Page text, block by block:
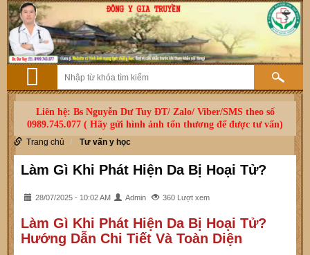
Liên hệ: Bs Nguyễn Dư Tuy ĐT/ Zalo/ Viber/SMS theo số
0989.745.077 ( Hãy gửi hình ảnh tổn thương để được tư vấn)
Trang chủ Tư vấn y học
Làm Gì Khi Phát Hiện Da Bị Hoại Tử?
28/07/2025 - 10:02 AM Admin 360 Lượt xem
Làm Gì Khi Phát Hiện Da Bị Hoại Tử?
Hướng Dẫn Chi Tiết Và Toàn Diện